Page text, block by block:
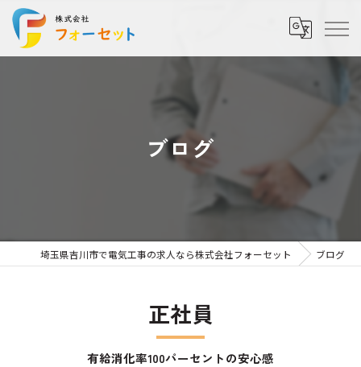
ブログ
埼玉県吉川市で電気工事の求人なら株式会社フォーセット ブログ
正社員
有給消化率100パーセントの安心感